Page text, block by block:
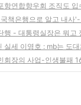
항연합향우회 조직도 입
책은행으로 알고 내사
행 - 대통령실장은 뭐고
실세 이영호 : mb는 도
회장의 사업-인생불패